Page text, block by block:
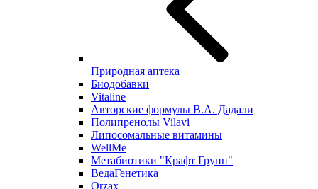
Природная аптека
Биодобавки
Vitaline
Авторские формулы В.А. Дадали
Полипренолы Vilavi
Липосомальные витамины
WellMe
Метабиотики "Крафт Групп"
ВедаГенетика
Orzax